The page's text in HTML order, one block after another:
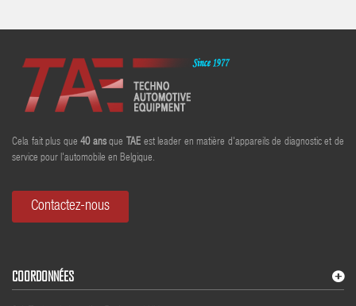
Cela fait plus que40ansque TAEest leader en matière d'appareils de diagnostic et de
service pour l'automobile en Belgique.
Contactez-nous
COORDONNÉES